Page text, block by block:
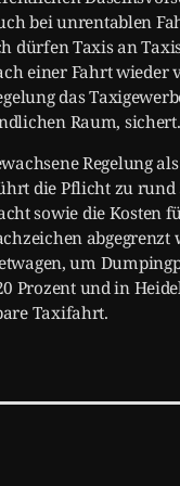
bei unrentablen
dürfen Taxis an
einer Fahrt wieder
das
Raum, sichert.
Regelung
die Pflicht zu rund
sowie die Kosten
abgegrenzt
um
Prozent und in
Taxifahrt.